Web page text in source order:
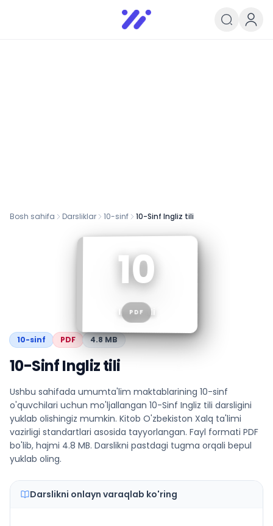
Infoedu
Ta&#039;lim xabarlari va
Bosh sahifa Darsliklar 10-sinf 10-Sinf Ingliz tili
10
Ingliz tili
PDF
10-sinf PDF 4.8 MB
10-Sinf Ingliz tili
Ushbu sahifada umumta'lim maktablarining 10-sinf
o'quvchilari uchun mo'ljallangan 10-Sinf Ingliz tili darsligini
yuklab olishingiz mumkin. Kitob O'zbekiston Xalq ta'limi
vazirligi standartlari asosida tayyorlangan. Fayl formati PDF
bo'lib, hajmi 4.8 MB. Darslikni pastdagi tugma orqali bepul
yuklab oling.
Darslikni onlayn varaqlab ko'ring